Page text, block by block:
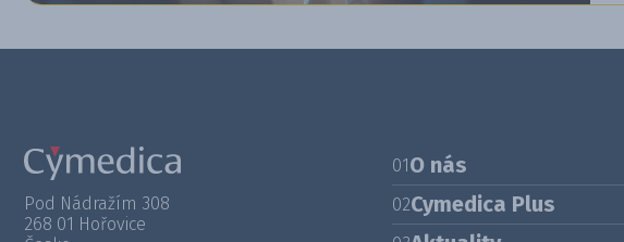
Pod Nádražím 308
268 01 Hořovice
01O nás
02Cymedica Plus